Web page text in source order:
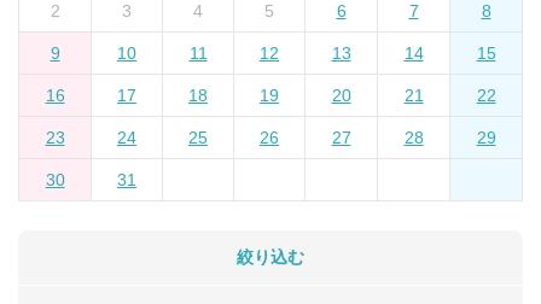
2 3 4 5 6 7 8
9 10 11 12 13 14 15
16 17 18 19 20 21 22
23 24 25 26 27 28 29
30 31
絞り込む